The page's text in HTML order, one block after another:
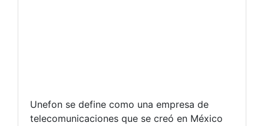
Unefon se define como una empresa de
telecomunicaciones que se creó en México